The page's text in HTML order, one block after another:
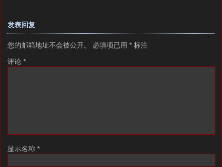
发表回复
您的邮箱地址不会被公开。 必填项已用 * 标注
评论 *
显示名称 *